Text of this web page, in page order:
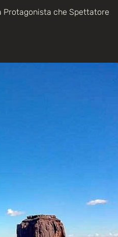
Protagonista che Spettatore